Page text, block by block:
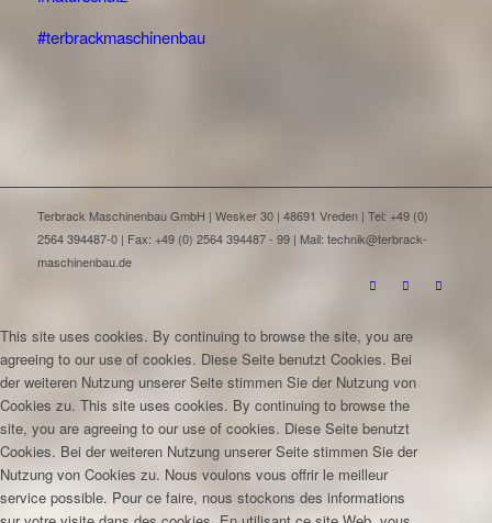
#terbrackmaschinenbau
Terbrack Maschinenbau GmbH | Wesker 30 | 48691 Vreden | Tel: +49 (0)
2564 394487-0 | Fax: +49 (0) 2564 394487 - 99 | Mail: technik@terbrack-
maschinenbau.de
This site uses cookies. By continuing to browse the site, you are
agreeing to our use of cookies. Diese Seite benutzt Cookies. Bei
der weiteren Nutzung unserer Seite stimmen Sie der Nutzung von
Cookies zu. This site uses cookies. By continuing to browse the
site, you are agreeing to our use of cookies. Diese Seite benutzt
Cookies. Bei der weiteren Nutzung unserer Seite stimmen Sie der
Nutzung von Cookies zu. Nous voulons vous offrir le meilleur
service possible. Pour ce faire, nous stockons des informations